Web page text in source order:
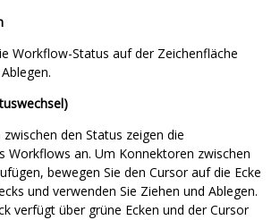
Workflow-Status auf der Zeichenfläche
den Status zeigen die
Workflows an. Um Konnektoren zwischen
bewegen Sie den Cursor auf die Ecke
und verwenden Sie Ziehen und Ablegen.
verfügt über grüne Ecken und der Cursor